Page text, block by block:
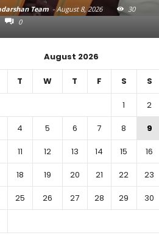
Team - August 8, 2026
30
0
August 2026
T W T F S S
1
2
4 5 6 7 8
9
11 12 13 14 15
16
18 19 20 21 22
23
25 26 27 28 29
30